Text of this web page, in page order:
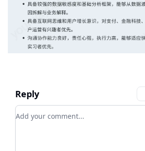
Reply
Add your comment